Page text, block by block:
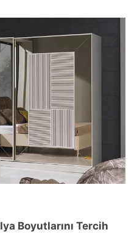
Boyutlarını Tercih